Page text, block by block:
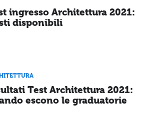
ingresso Architettura 2021:
disponibili
Test Architettura 2021:
escono le graduatorie